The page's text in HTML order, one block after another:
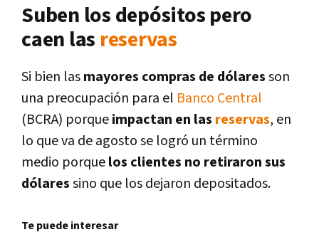
Suben los depósitos pero
caen las reservas
Si bien lasmayores compras de dólaresson
una preocupación para el Banco Central
(BCRA) porqueimpactan en las reservas, en
lo que va de agosto se logró un término
medio porquelos clientes no retiraron sus
dólaressino que los dejaron depositados.
Te puede interesar